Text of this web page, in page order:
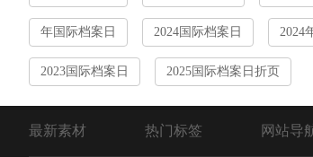
年国际档案日 2024国际档案日 2024
2023国际档案日 2025国际档案日折页
最新素材 热门标签 网站导